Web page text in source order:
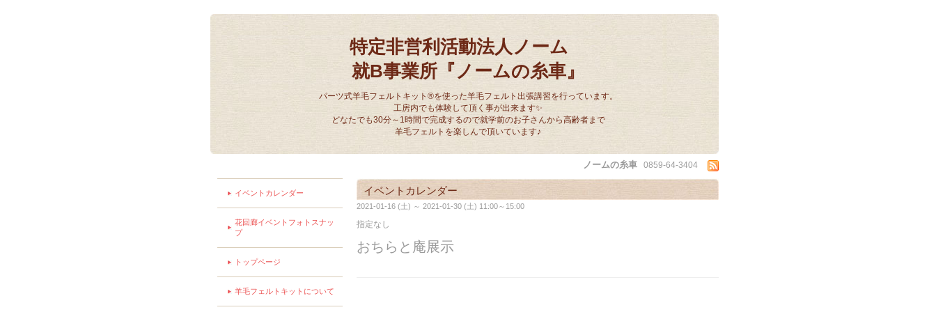
特定非営利活動法人ノーム
就B事業所『ノームの糸車』
パーツ式羊毛フェルトキット®を使った羊毛フェルト出張講習を行っています。
工房内でも体験して頂く事が出来ます✨
どなたでも30分～1時間で完成するので就学前のお子さんから高齢者まで
羊毛フェルトを楽しんで頂いています♪
ノームの糸車 0859-64-3404
イベントカレンダー
2021-01-16 (土) ～ 2021-01-30 (土) 11:00～15:00
指定なし
おちらと庵展示
イベントカレンダー
花回廊イベントフォトスナッ
プ
トップページ
羊毛フェルトキットについて